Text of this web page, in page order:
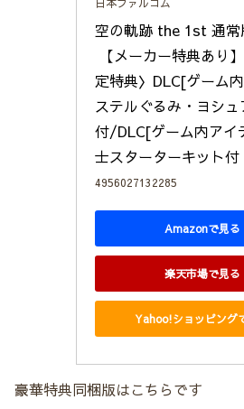
空の軌跡 the 1st 通常
【メーカー特典あり
定特典〉DLC[ゲーム
ステルぐるみ・ヨシュ
付/DLC[ゲーム内アイ
士スターターキット付
4956027132285
Amazonで見る
楽天市場で見る
Yahoo!ショッピング
豪華特典同梱版はこちらです